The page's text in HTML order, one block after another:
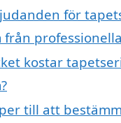
för
kostar
till att